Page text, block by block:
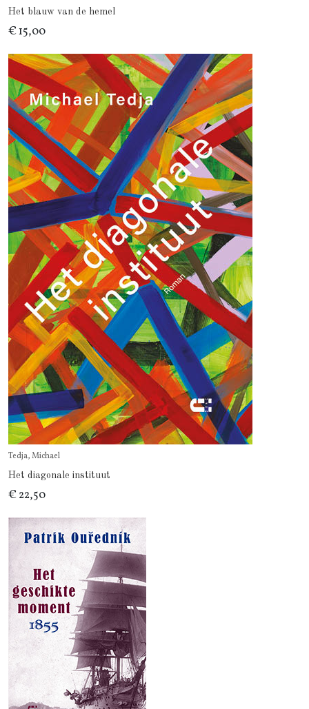
Het blauw van de hemel
€ 15,00
Tedja, Michael
Het diagonale instituut
€ 22,50